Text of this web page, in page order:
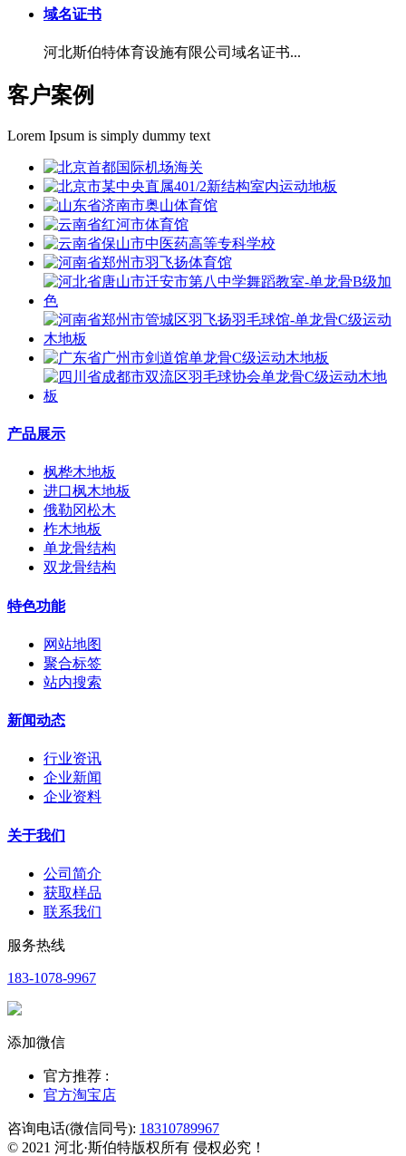
域名证书
河北斯伯特体育设施有限公司域名证书...
客户案例
Lorem Ipsum is simply dummy text
产品展示
枫桦木地板
进口枫木地板
俄勒冈松木
柞木地板
单龙骨结构
双龙骨结构
特色功能
网站地图
聚合标签
站内搜索
新闻动态
行业资讯
企业新闻
企业资料
关于我们
公司简介
获取样品
联系我们
服务热线
183-1078-9967
添加微信
官方推荐 :
官方淘宝店
咨询电话(微信同号): 18310789967
© 2021 河北·斯伯特版权所有 侵权必究！​